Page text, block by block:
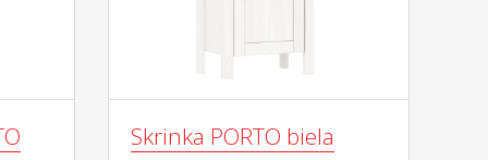
Skrinka PORTO biela